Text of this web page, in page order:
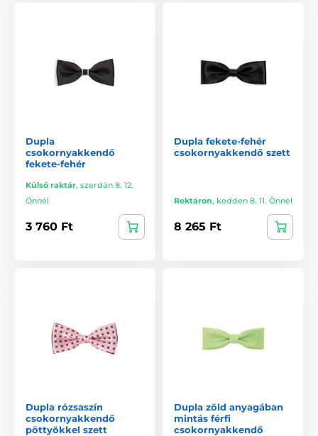
Dupla
csokornyakkendő
fekete-fehér
Külső raktár, szerdán 8. 12.
Önnél
3 760 Ft
Dupla fekete-fehér
csokornyakkendő szett
Rektáron, kedden 8. 11. Önnél
8 265 Ft
Dupla rózsaszín
csokornyakkendő
pöttyökkel szett
Dupla zöld anyagában
mintás férfi
csokornyakkendő